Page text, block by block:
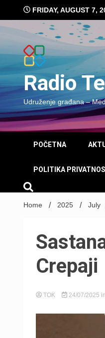
content
FRIDAY, AUGUST 7,
Radio
Udruženje građana –
POČETNA
POLITIKA
Home 2025 July
Crepaji
TOK 24/07/2025 in